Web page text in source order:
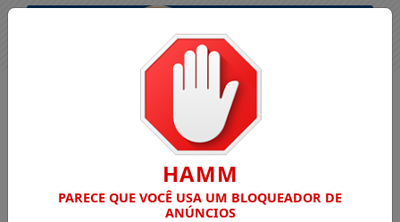
HAMM
PARECE QUE VOCÊ USA UM BLOQUEADOR DE
ANÚNCIOS